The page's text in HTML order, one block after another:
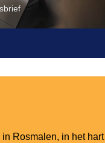
Rosmalen, in het hart